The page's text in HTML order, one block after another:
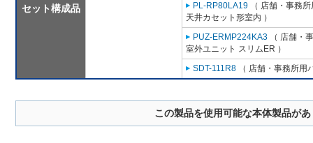
セット構成品
PL-RP80LA19 （ 店舗・事務
天井カセット形室内 ）
PUZ-ERMP224KA3 （ 店舗・
室外ユニット スリムER ）
SDT-111R8 （ 店舗・事務所用
この製品を使用可能な本体製品が